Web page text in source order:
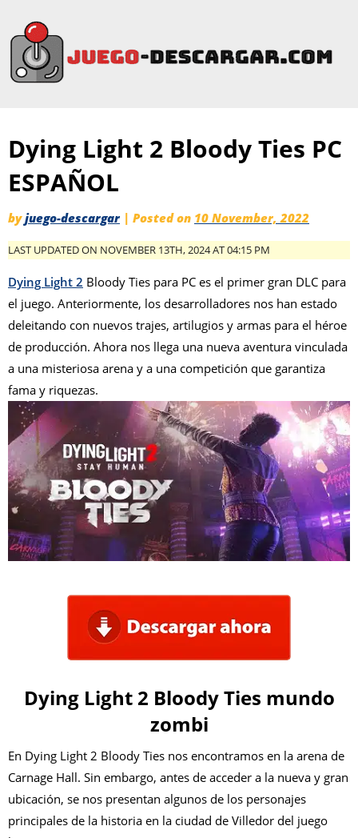
Dying Light 2 Bloody Ties PC
ESPAÑOL
byjuego-descargar | Posted on 10 November, 2022
LAST UPDATED ON NOVEMBER 13TH, 2024 AT 04:15 PM
Dying Light 2 Bloody Ties para PC es el primer gran DLC para
el juego. Anteriormente, los desarrolladores nos han estado
deleitando con nuevos trajes, artilugios y armas para el héroe
de producción. Ahora nos llega una nueva aventura vinculada
a una misteriosa arena y a una competición que garantiza
fama y riquezas.
Dying Light 2 Bloody Ties mundo
zombi
En Dying Light 2 Bloody Ties nos encontramos en la arena de
Carnage Hall. Sin embargo, antes de acceder a la nueva y gran
ubicación, se nos presentan algunos de los personajes
principales de la historia en la ciudad de Villedor del juego